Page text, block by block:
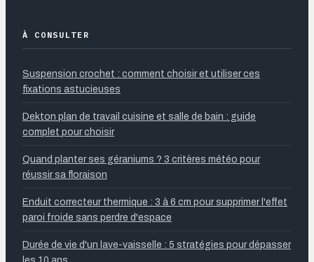
À CONSULTER
Suspension crochet : comment choisir et utiliser ces
fixations astucieuses
Dekton plan de travail cuisine et salle de bain : guide
complet pour choisir
Quand planter ses géraniums ? 3 critères météo pour
réussir sa floraison
Enduit correcteur thermique : 3 à 6 cm pour supprimer l'effet
paroi froide sans perdre d'espace
Durée de vie d'un lave-vaisselle : 5 stratégies pour dépasser